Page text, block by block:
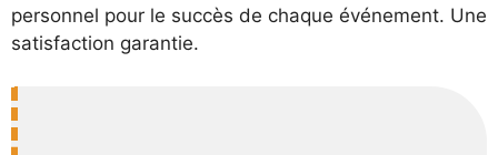
personnel pour le succès de chaque événement. Une
satisfaction garantie.